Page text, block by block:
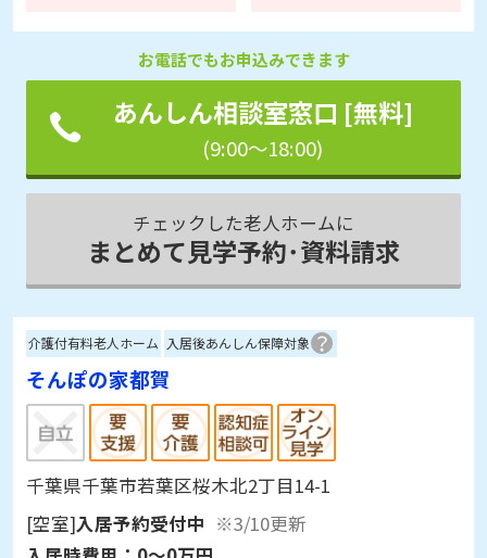
お電話でもお申込みできます
あんしん相談室窓口 [無料]
(9:00～18:00)
チェックした老人ホームに
まとめて見学予約･資料請求
介護付有料老人ホーム 入居後あんしん保障対象
そんぽの家都賀
千葉県千葉市若葉区桜木北2丁目14-1
[空室]入居予約受付中 ※3/10更新